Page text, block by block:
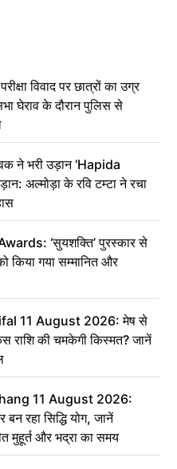
विवाद पर छात्रों का उग्र
घेराव के दौरान पुलिस से
ने भरी उड़ान ‘Hapida
अल्मोड़ा के रवि टम्टा ने रचा
‘सुयशक्ति’ पुरस्कार से
किया गया सम्मानित और
11 August 2026: मेष से
राशि की चमकेगी किस्मत? जानें
11 August 2026:
बन रहा सिद्धि योग, जानें
मुहूर्त और भद्रा का समय